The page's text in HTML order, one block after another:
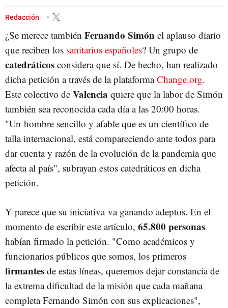
Redacción
¿Se merece también Fernando Simón el aplauso diario
que reciben los sanitarios españoles? Un grupo de
catedráticos considera que sí. De hecho, han realizado
dicha petición a través de la plataformaChange.org.
Este colectivo de Valencia quiere que la labor de Simón
también sea reconocida cada día a las 20:00 horas.
"Un hombre sencillo y afable que es un científico de
talla internacional, está compareciendo ante todos para
dar cuenta y razón de la evolución de la pandemia que
afecta al país", subrayan estos catedráticos en dicha
petición.
Y parece que su iniciativa va ganando adeptos. En el
momento de escribir este artículo, 65.800 personas
habían firmado la petición. "Como académicos y
funcionarios públicos que somos, los primeros
firmantes de estas líneas, queremos dejar constancia de
la extrema dificultad de la misión que cada mañana
completa Fernando Simón con sus explicaciones",